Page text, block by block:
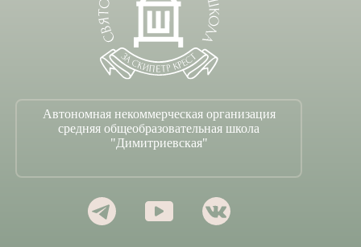
Автономная некоммерческая организация
средняя общеобразовательная школа
"Димитриевская"